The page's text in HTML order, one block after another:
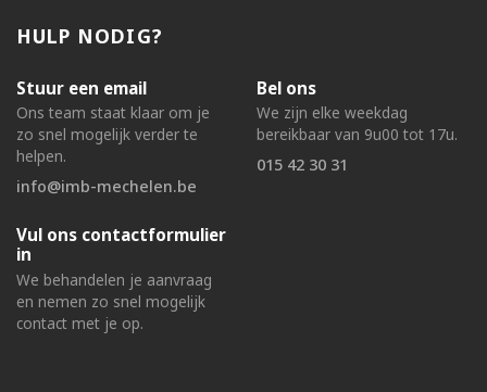
HULP NODIG?
Stuur een email
Ons team staat klaar om je
zo snel mogelijk verder te
helpen.
info@imb-mechelen.be
Bel ons
We zijn elke weekdag
bereikbaar van 9u00 tot 17u.
015 42 30 31
Vul ons contactformulier
in
We behandelen je aanvraag
en nemen zo snel mogelijk
contact met je op.